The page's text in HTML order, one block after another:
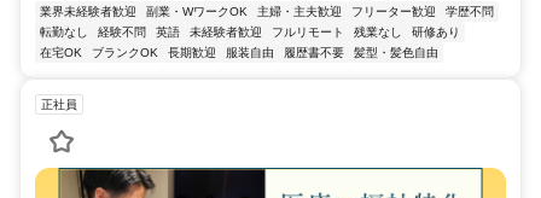
業界未経験者歓迎 副業・WワークOK 主婦・主夫歓迎 フリーター歓迎
学歴不問
転勤なし
経験不問 英語 未経験者歓迎 フルリモート 残業なし
研修あり
在宅OK
ブランクOK 長期歓迎 服装自由 履歴書不要 髪型・髪色自由
正社員